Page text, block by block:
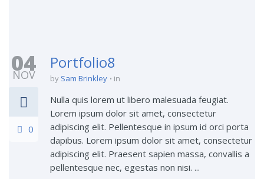
04
NOV
0
Portfolio8
by Sam Brinkley in
Nulla quis lorem ut libero malesuada feugiat.
Lorem ipsum dolor sit amet, consectetur
adipiscing elit. Pellentesque in ipsum id orci porta
dapibus. Lorem ipsum dolor sit amet, consectetur
adipiscing elit. Praesent sapien massa, convallis a
pellentesque nec, egestas non nisi. ...